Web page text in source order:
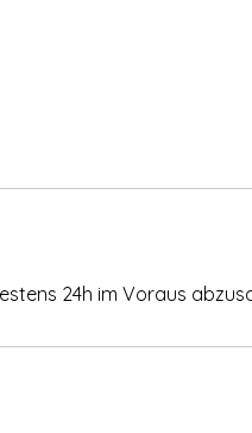
24h im Voraus